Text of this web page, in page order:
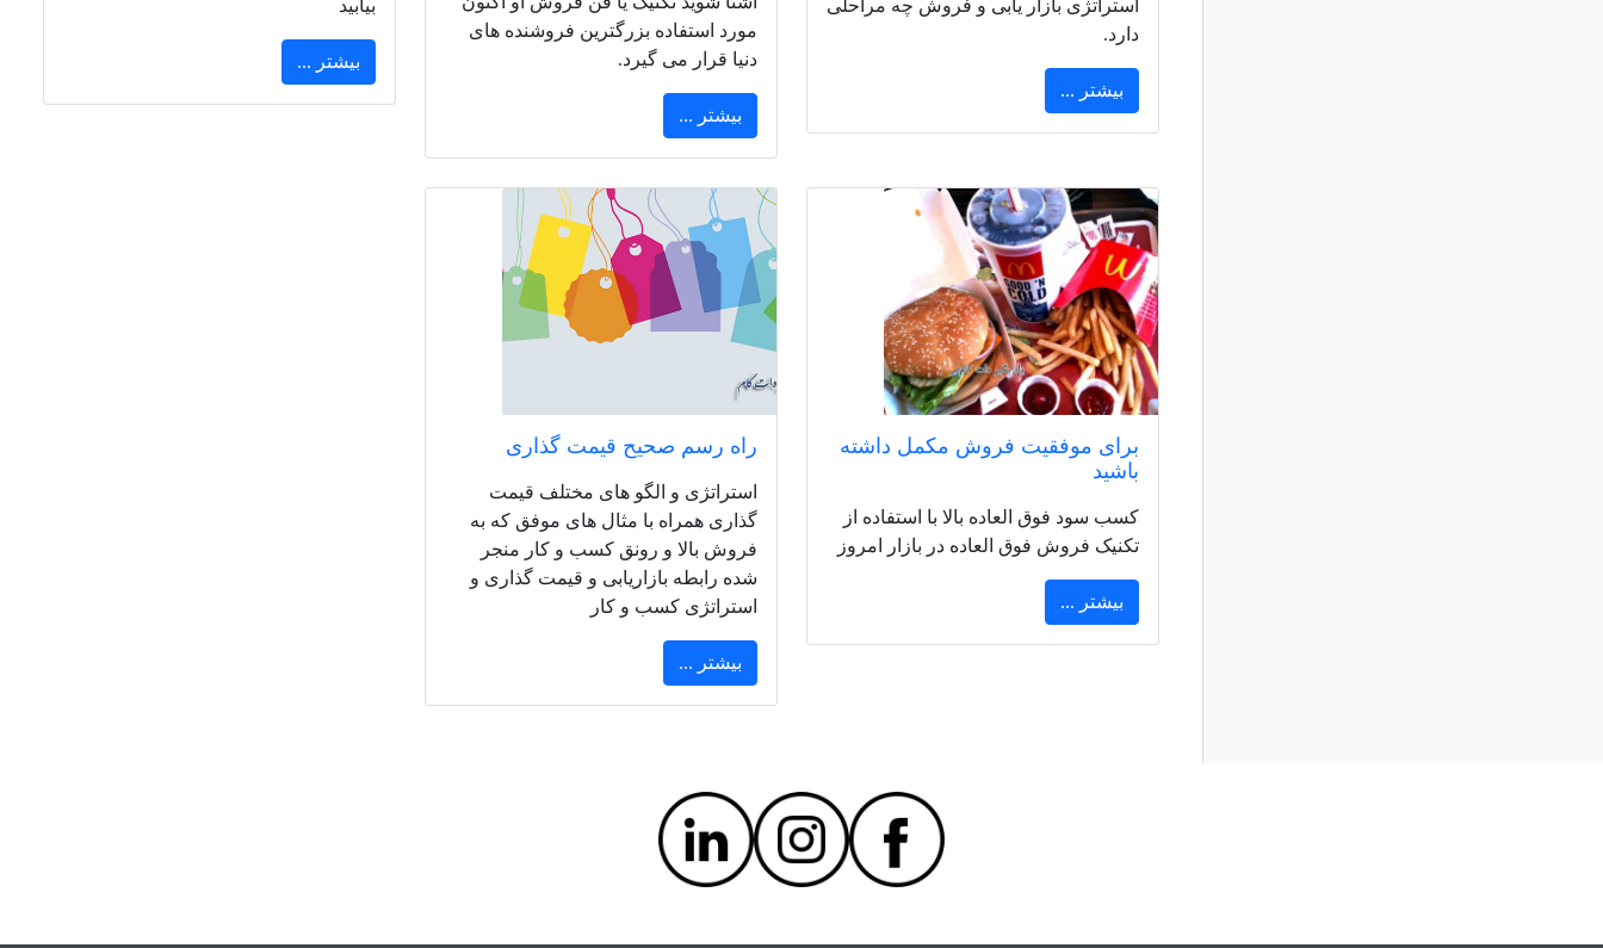
استراتژی بازار یابی و فروش چه مراحلی
دارد.
بیشتر ...
مورد استفاده بزرگترین فروشنده های
دنیا قرار می گیرد.
بیشتر ...
بیابید
بیشتر ...
برای موفقیت فروش مکمل داشته
باشید
کسب سود فوق العاده بالا با استفاده از
تکنیک فروش فوق العاده در بازار امروز
بیشتر ...
راه رسم صحیح قیمت گذاری
استراتژی و الگو های مختلف قیمت
گذاری همراه با مثال های موفق که به
فروش بالا و رونق کسب و کار منجر
شده رابطه بازاریابی و قیمت گذاری و
استراتژی کسب و کار
بیشتر ...